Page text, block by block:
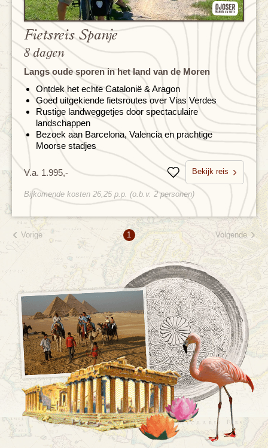
Fietsreis Spanje
8 dagen
Langs oude sporen in het land van de Moren
Ontdek het echte Catalonië & Aragon
Goed uitgekiende fietsroutes over Vias Verdes
Rustige landweggetjes door spectaculaire
landschappen
Bezoek aan Barcelona, Valencia en prachtige
Moorse stadjes
V.a. 1.995,- BewarenBekijk reis
Bijkomende kosten 26,25 p.p. (o.b.v. 2 personen)
Vorige 1 Volgende